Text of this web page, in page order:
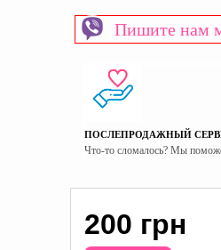
Пишите нам
ПОСЛЕПРОДАЖНЫЙ
Что-то сломалось? Мы
200 грн